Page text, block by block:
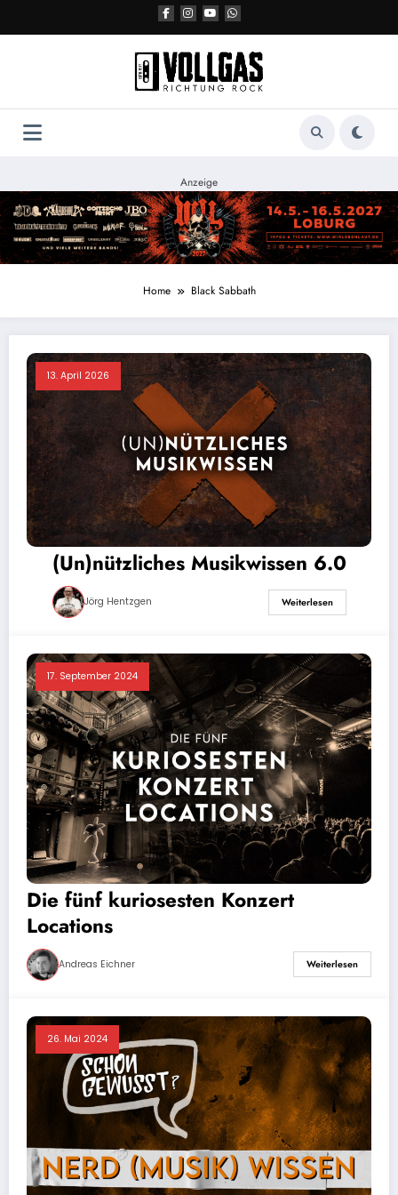
Anzeige
Home Black Sabbath
13. April 2026
(Un)nützliches Musikwissen 6.0
Jörg Hentzgen Weiterlesen
17. September 2024
Die fünf kuriosesten Konzert
Locations
Andreas Eichner Weiterlesen
26. Mai 2024